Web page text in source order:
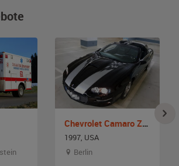
Chevrolet Camaro Z28 / SS
1997, USA
Berlin